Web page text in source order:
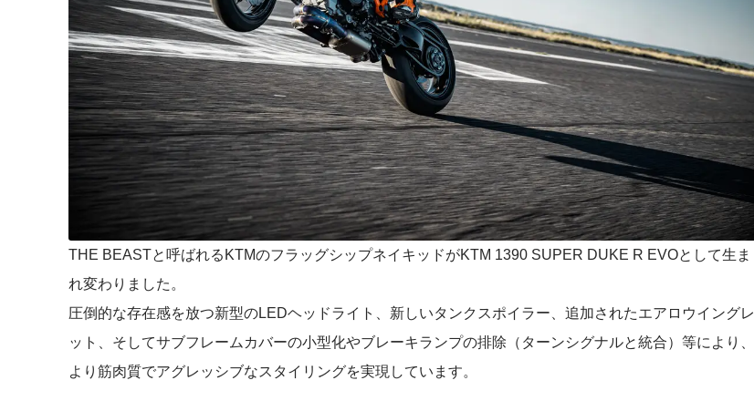
THE BEASTと呼ばれるKTMのフラッグシップネイキッドがKTM 1390 SUPER DUKE R EVOとして生ま
れ変わりました。
圧倒的な存在感を放つ新型のLEDヘッドライト、新しいタンクスポイラー、追加されたエアロウイングレ
ット、そしてサブフレームカバーの小型化やブレーキランプの排除（ターンシグナルと統合）等により、
より筋肉質でアグレッシブなスタイリングを実現しています。